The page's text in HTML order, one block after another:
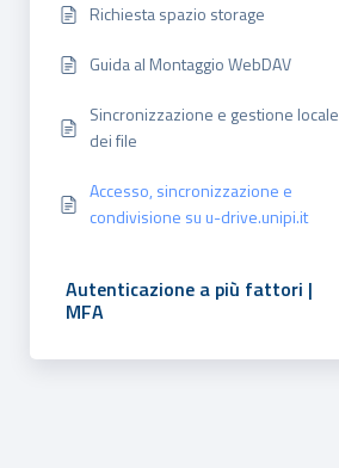
Richiesta spazio storage
Guida al Montaggio WebDAV
Sincronizzazione e gestione locale
dei file
Accesso, sincronizzazione e
condivisione su u-drive.unipi.it
Autenticazione a più fattori |
MFA